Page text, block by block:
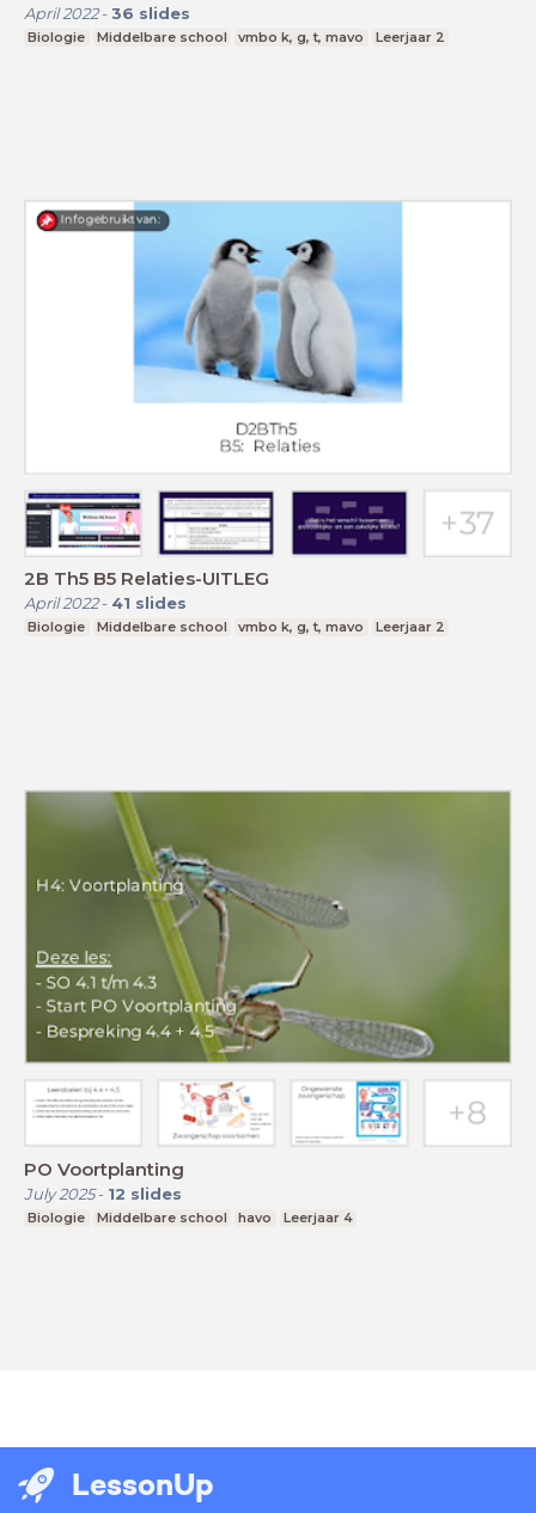
April 2022- 36 slides
Biologie Middelbare school vmbo k, g, t, mavo Leerjaar 2
2B Th5 B5 Relaties-UITLEG
April 2022- 41 slides
Biologie Middelbare school vmbo k, g, t, mavo Leerjaar 2
PO Voortplanting
July 2025- 12 slides
Biologie Middelbare school havo Leerjaar 4
LessonUp